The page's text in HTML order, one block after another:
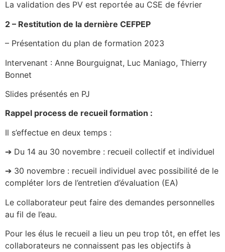
La validation des PV est reportée au CSE de février
2 – Restitution de la dernière CEFPEP
– Présentation du plan de formation 2023
Intervenant : Anne Bourguignat, Luc Maniago, Thierry
Bonnet
Slides présentés en PJ
Rappel process de recueil formation :
Il s’effectue en deux temps :
➔ Du 14 au 30 novembre : recueil collectif et individuel
➔ 30 novembre : recueil individuel avec possibilité de le
compléter lors de l’entretien d’évaluation (EA)
Le collaborateur peut faire des demandes personnelles
au fil de l’eau.
Pour les élus le recueil a lieu un peu trop tôt, en effet les
collaborateurs ne connaissent pas les objectifs à